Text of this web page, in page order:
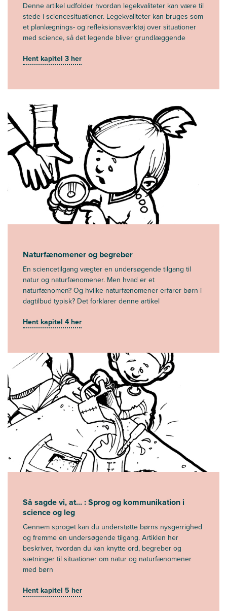
Denne artikel udfolder hvordan legekvaliteter kan være til
stede i sciencesituationer. Legekvaliteter kan bruges som
et planlægnings- og refleksionsværktøj over situationer
med science, så det legende bliver grundlæggende
Hent kapitel 3 her
Naturfænomener og begreber
En sciencetilgang vægter en undersøgende tilgang til
natur og naturfænomener. Men hvad er et
naturfænomen? Og hvilke naturfænomener erfarer børn i
dagtilbud typisk? Det forklarer denne artikel
Hent kapitel 4 her
Så sagde vi, at... : Sprog og kommunikation i
science og leg
Gennem sproget kan du understøtte børns nysgerrighed
og fremme en undersøgende tilgang. Artiklen her
beskriver, hvordan du kan knytte ord, begreber og
sætninger til situationer om natur og naturfænomener
med børn
Hent kapitel 5 her